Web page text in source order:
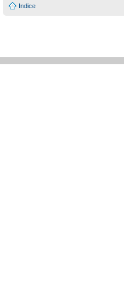
Indice